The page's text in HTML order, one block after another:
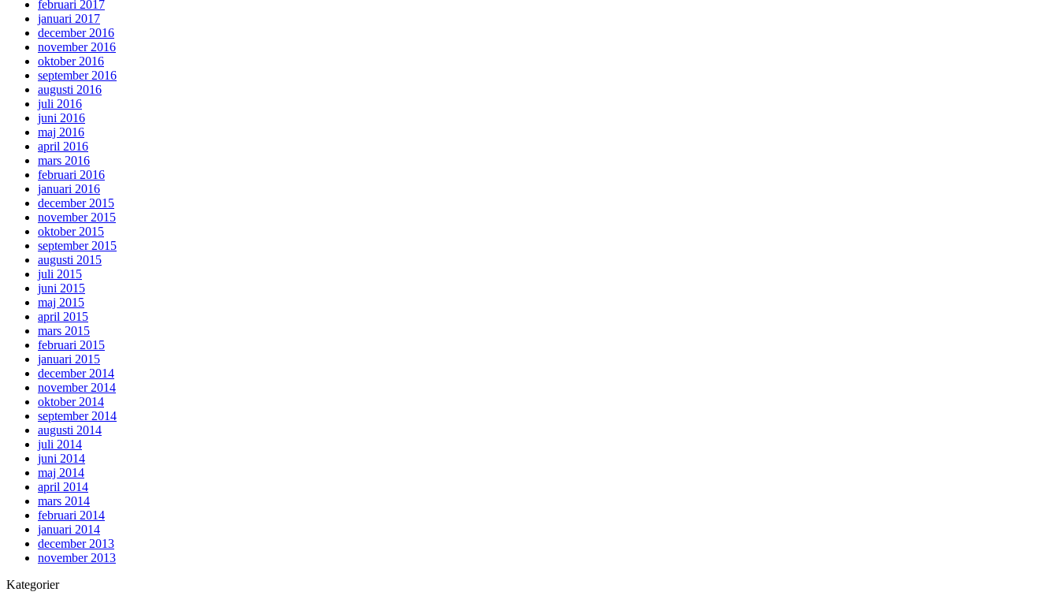
februari 2017
januari 2017
december 2016
november 2016
oktober 2016
september 2016
augusti 2016
juli 2016
juni 2016
maj 2016
april 2016
mars 2016
februari 2016
januari 2016
december 2015
november 2015
oktober 2015
september 2015
augusti 2015
juli 2015
juni 2015
maj 2015
april 2015
mars 2015
februari 2015
januari 2015
december 2014
november 2014
oktober 2014
september 2014
augusti 2014
juli 2014
juni 2014
maj 2014
april 2014
mars 2014
februari 2014
januari 2014
december 2013
november 2013
Kategorier